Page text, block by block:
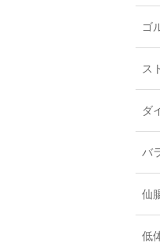
ゴ
ス
ダ
バ
仙
低